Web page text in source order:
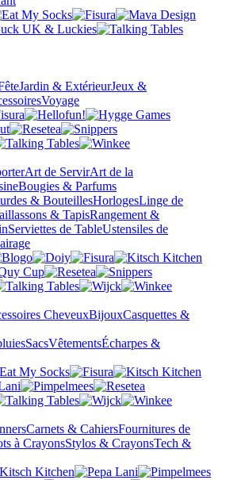
Jardin & ExtérieurJeux &
Voyage
Art de ServirArt de la
Bougies & Parfums
& BouteillesHorlogesLinge de
& TapisRangement &
Serviettes de TableUstensiles de
CheveuxBijouxCasquettes &
SacsVêtementsÉcharpes &
Carnets & CahiersFournitures de
à CrayonsStylos & CrayonsTech &